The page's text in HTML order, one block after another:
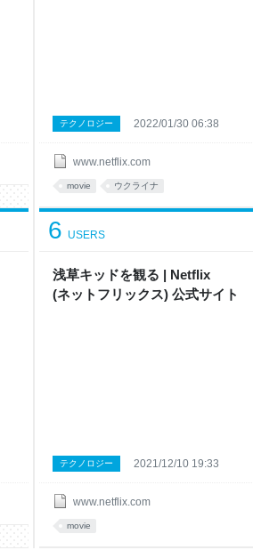
www.netflix.com
テクノロジー 2022/01/30 06:38
movie ウクライナ
浅草キッド を観 る | Netflix
( ネ ッ ト フ リ ッ ク ス ) 公 式サ イ ト
6 USERS
www.netflix.com
テクノロジー 2021/12/10 19:33
movie